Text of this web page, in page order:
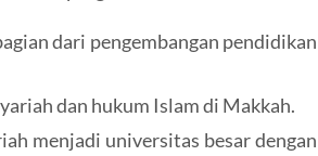
dari pengembangan pendidikan
dan hukum Islam di Makkah.
menjadi universitas besar dengan